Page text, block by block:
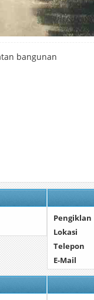
bangunan
Pengiklan
Lokasi
Telepon
E-Mail